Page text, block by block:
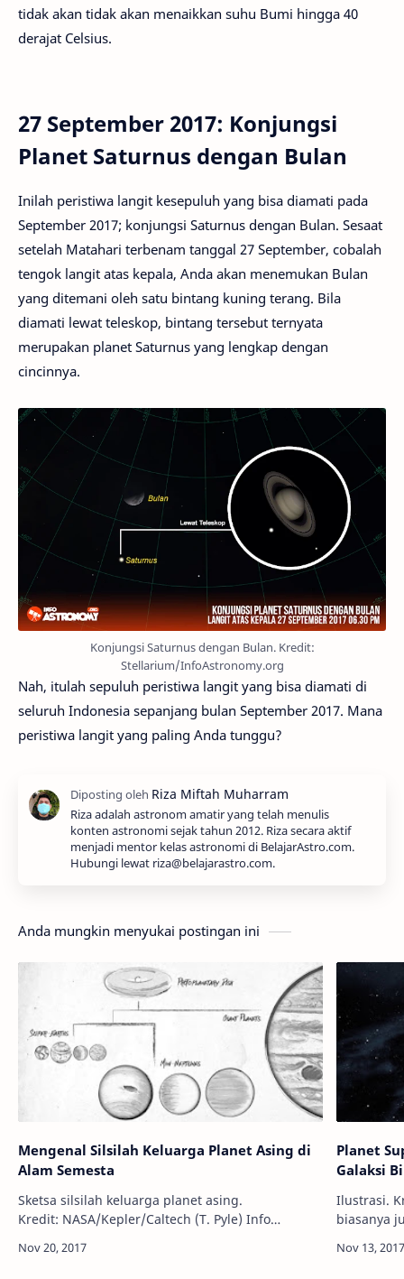
tidak akan tidak akan menaikkan suhu Bumi hingga 40
derajat Celsius.
27 September 2017: Konjungsi
Planet Saturnus dengan Bulan
Inilah peristiwa langit kesepuluh yang bisa diamati pada
September 2017; konjungsi Saturnus dengan Bulan. Sesaat
setelah Matahari terbenam tanggal 27 September, cobalah
tengok langit atas kepala, Anda akan menemukan Bulan
yang ditemani oleh satu bintang kuning terang. Bila
diamati lewat teleskop, bintang tersebut ternyata
merupakan planet Saturnus yang lengkap dengan
cincinnya.
Konjungsi Saturnus dengan Bulan. Kredit:
Stellarium/InfoAstronomy.org
Nah, itulah sepuluh peristiwa langit yang bisa diamati di
seluruh Indonesia sepanjang bulan September 2017. Mana
peristiwa langit yang paling Anda tunggu?
Riza adalah astronom amatir yang telah menulis
konten astronomi sejak tahun 2012. Riza secara aktif
menjadi mentor kelas astronomi di BelajarAstro.com.
Hubungi lewat riza@belajarastro.com.
Anda mungkin menyukai postingan ini
Mengenal Silsilah Keluarga Planet Asing di
Alam Semesta
Sketsa silsilah keluarga planet asing.
Kredit: NASA/Kepler/Caltech (T. Pyle) Info
telah menata silsilah keluarga planet …
Planet
Galaksi
Ilustrasi. Kredit:
biasanya
astronom